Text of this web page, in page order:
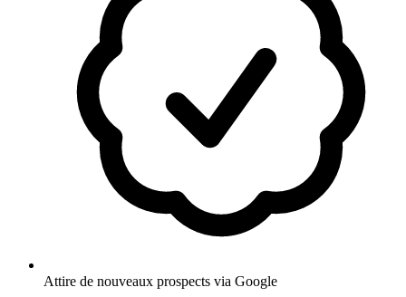
Attire de nouveaux prospects via Google